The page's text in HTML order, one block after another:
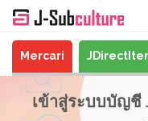
Mercari
เข้าสู่ระบบบัญชี